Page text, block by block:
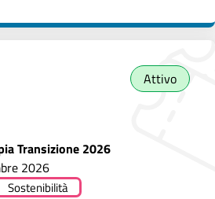
Attivo
Transizione 2026
2026
Sostenibilità